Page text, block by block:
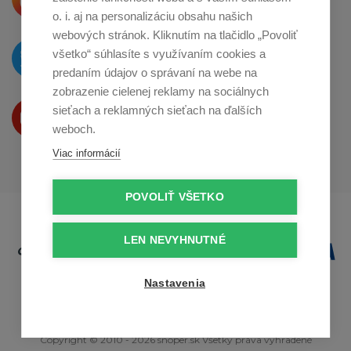
o zdieľanie naInstagrame
O novinkách píšeme
na Twitteri
Produkty Vám predstavujeme
naYoutube
Copyright © 2010 - 2026 snoper.sk Všetky práva vyhradené
o. i. aj na personalizáciu obsahu našich
webových stránok. Kliknutím na tlačidlo „Povoliť
všetko“ súhlasíte s využívaním cookies a
predaním údajov o správaní na webe na
zobrazenie cielenej reklamy na sociálnych
sieťach a reklamných sieťach na ďalších
weboch.
Viac informácií
POVOLIŤ VŠETKO
LEN NEVYHNUTNÉ
Nastavenia